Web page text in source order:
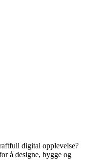
digital opplevelse?
å designe, bygge og